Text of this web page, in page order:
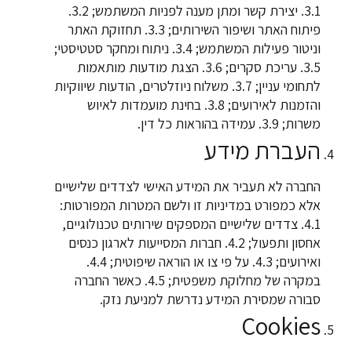
3.1. יצירת קשר ומתן מענה לפניות המשתמש; 3.2.
פיתוח האתר ושיפור השירותים; 3.3. תחזוקת האתר
וניטור פעילות המשתמש; 3.4. ניתוח ומחקר סטטיסטי;
3.5. עריכת סקרים; 3.6. הצגת מודעות מותאמות
לתחומי עניין; 3.7. משלוח ניוזלטרים, הודעות שיווקיות
והזמנות לאירועים; 3.8. בחינת מועמדות לאיוש
משרות; 3.9. עמידה בהוראות כל דין.
העברת מידע
החברה לא תעביר את המידע האישי לצדדים שלישיים
אלא כמפורט במדיניות זו ולשם המטרות המפורטות:
4.1. צדדים שלישיים המספקים שירותים טכנולוגיים,
אחסון ותפעול; 4.2. חברות המסייעות לארגון כנסים
ואירועים; 4.3. על פי צו או הוראה שיפוטית; 4.4.
במקרה של מחלוקת משפטית; 4.5. כאשר החברה
סבורה שמסירת המידע נדרשת למניעת נזק.
Cookies